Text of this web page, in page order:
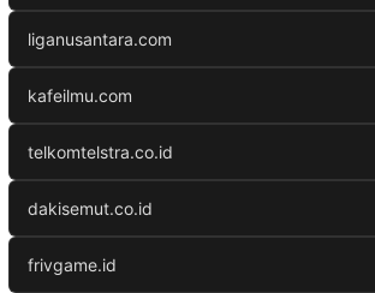
liganusantara.com
kafeilmu.com
telkomtelstra.co.id
dakisemut.co.id
frivgame.id